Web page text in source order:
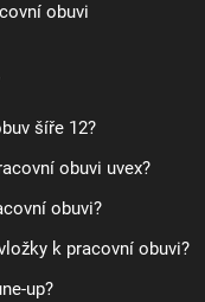
obuvi
šíře 12?
obuvi uvex?
obuvi?
k pracovní obuvi?
up?